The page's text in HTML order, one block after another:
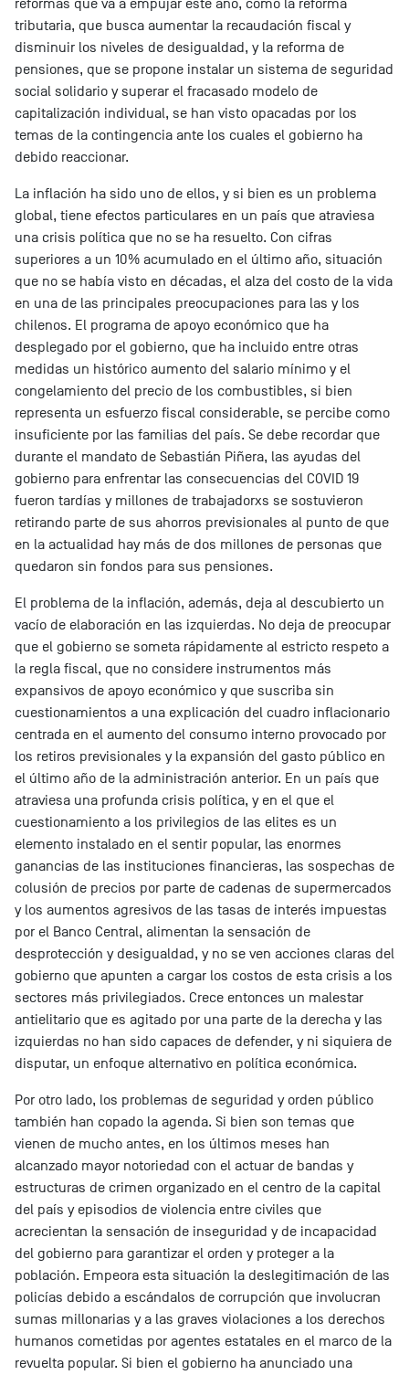
reformas que va a empujar este año, como la reforma
tributaria, que busca aumentar la recaudación fiscal y
disminuir los niveles de desigualdad, y la reforma de
pensiones, que se propone instalar un sistema de seguridad
social solidario y superar el fracasado modelo de
capitalización individual, se han visto opacadas por los
temas de la contingencia ante los cuales el gobierno ha
debido reaccionar.
La inflación ha sido uno de ellos, y si bien es un problema
global, tiene efectos particulares en un país que atraviesa
una crisis política que no se ha resuelto. Con cifras
superiores a un 10% acumulado en el último año, situación
que no se había visto en décadas, el alza del costo de la vida
en una de las principales preocupaciones para las y los
chilenos. El programa de apoyo económico que ha
desplegado por el gobierno, que ha incluido entre otras
medidas un histórico aumento del salario mínimo y el
congelamiento del precio de los combustibles, si bien
representa un esfuerzo fiscal considerable, se percibe como
insuficiente por las familias del país. Se debe recordar que
durante el mandato de Sebastián Piñera, las ayudas del
gobierno para enfrentar las consecuencias del COVID 19
fueron tardías y millones de trabajadorxs se sostuvieron
retirando parte de sus ahorros previsionales al punto de que
en la actualidad hay más de dos millones de personas que
quedaron sin fondos para sus pensiones.
El problema de la inflación, además, deja al descubierto un
vacío de elaboración en las izquierdas. No deja de preocupar
que el gobierno se someta rápidamente al estricto respeto a
la regla fiscal, que no considere instrumentos más
expansivos de apoyo económico y que suscriba sin
cuestionamientos a una explicación del cuadro inflacionario
centrada en el aumento del consumo interno provocado por
los retiros previsionales y la expansión del gasto público en
el último año de la administración anterior. En un país que
atraviesa una profunda crisis política, y en el que el
cuestionamiento a los privilegios de las elites es un
elemento instalado en el sentir popular, las enormes
ganancias de las instituciones financieras, las sospechas de
colusión de precios por parte de cadenas de supermercados
y los aumentos agresivos de las tasas de interés impuestas
por el Banco Central, alimentan la sensación de
desprotección y desigualdad, y no se ven acciones claras del
gobierno que apunten a cargar los costos de esta crisis a los
sectores más privilegiados. Crece entonces un malestar
antielitario que es agitado por una parte de la derecha y las
izquierdas no han sido capaces de defender, y ni siquiera de
disputar, un enfoque alternativo en política económica.
Por otro lado, los problemas de seguridad y orden público
también han copado la agenda. Si bien son temas que
vienen de mucho antes, en los últimos meses han
alcanzado mayor notoriedad con el actuar de bandas y
estructuras de crimen organizado en el centro de la capital
del país y episodios de violencia entre civiles que
acrecientan la sensación de inseguridad y de incapacidad
del gobierno para garantizar el orden y proteger a la
población. Empeora esta situación la deslegitimación de las
policías debido a escándalos de corrupción que involucran
sumas millonarias y a las graves violaciones a los derechos
humanos cometidas por agentes estatales en el marco de la
revuelta popular. Si bien el gobierno ha anunciado una